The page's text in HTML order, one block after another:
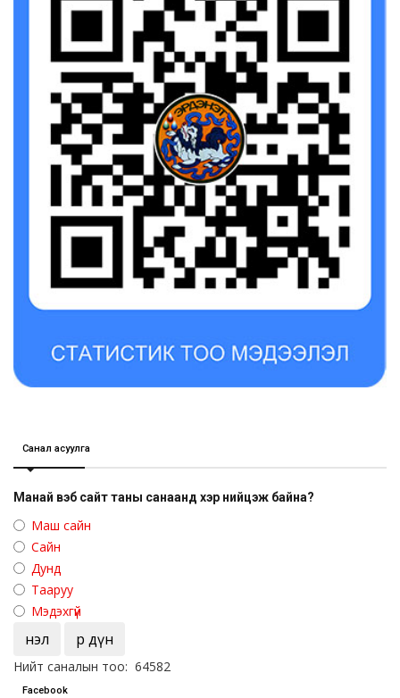
Санал асуулга
Манай вэб сайт таны санаанд хэр нийцэж байна?
Маш сайн
Сайн
Дунд
Тааруу
Мэдэхгүй
Үнэл Үр дүн
Нийт саналын тоо: 64582
Facebook